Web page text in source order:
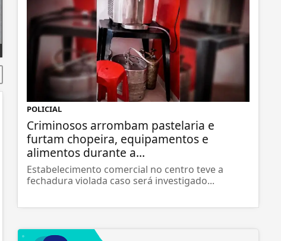
POLICIAL
Criminosos arrombam pastelaria e
furtam chopeira, equipamentos e
alimentos durante a...
Estabelecimento comercial no centro teve a
fechadura violada caso será investigado...